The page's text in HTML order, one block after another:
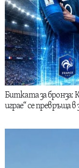
Битката за бронза:
играе“ се превръща